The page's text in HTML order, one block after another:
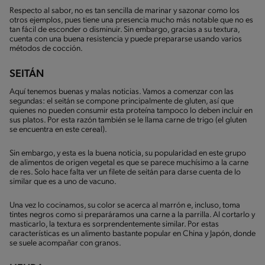
Respecto al sabor, no es tan sencilla de marinar y sazonar como los
otros ejemplos, pues tiene una presencia mucho más notable que no es
tan fácil de esconder o disminuir. Sin embargo, gracias a su textura,
cuenta con una buena resistencia y puede prepararse usando varios
métodos de cocción.
SEITÁN
Aquí tenemos buenas y malas noticias. Vamos a comenzar con las
segundas: el seitán se compone principalmente de gluten, así que
quienes no pueden consumir esta proteína tampoco lo deben incluir en
sus platos. Por esta razón también se le llama carne de trigo (el gluten
se encuentra en este cereal).
Sin embargo, y esta es la buena noticia, su popularidad en este grupo
de alimentos de origen vegetal es que se parece muchísimo a la carne
de res. Solo hace falta ver un filete de seitán para darse cuenta de lo
similar que es a uno de vacuno.
Una vez lo cocinamos, su color se acerca al marrón e, incluso, toma
tintes negros como si preparáramos una carne a la parrilla. Al cortarlo y
masticarlo, la textura es sorprendentemente similar. Por estas
características es un alimento bastante popular en China y Japón, donde
se suele acompañar con granos.